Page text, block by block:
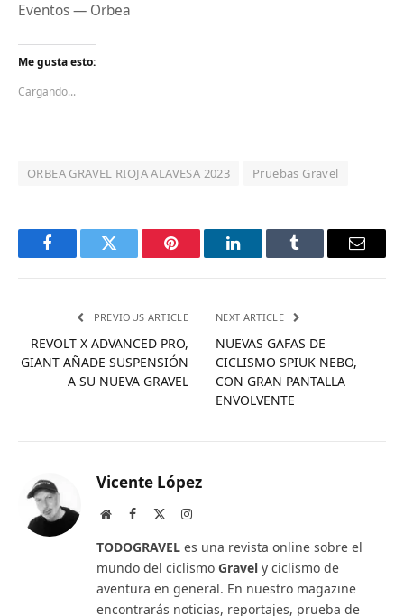
Eventos — Orbea
Me gusta esto:
Cargando...
ORBEA GRAVEL RIOJA ALAVESA 2023 Pruebas Gravel
FacebookTwitter Pinterest LinkedInTumblr Email
PREVIOUS ARTICLE
REVOLT X ADVANCED PRO,
GIANT AÑADE SUSPENSIÓN
A SU NUEVA GRAVEL
NEXT ARTICLE
NUEVAS GAFAS DE
CICLISMO SPIUK NEBO,
CON GRAN PANTALLA
ENVOLVENTE
Vicente López
WebsiteFacebook Instagram
TODOGRAVEL es una revista online sobre el
mundo del ciclismo Gravel y ciclismo de
aventura en general. En nuestro magazine
encontrarás noticias, reportajes, prueba de